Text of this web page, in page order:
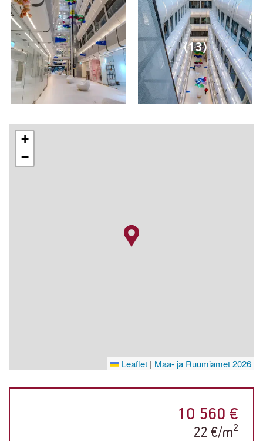
(13)
+
−
Leaflet | Maa- ja Ruumiamet 2026
10 560 €
22 €/m2